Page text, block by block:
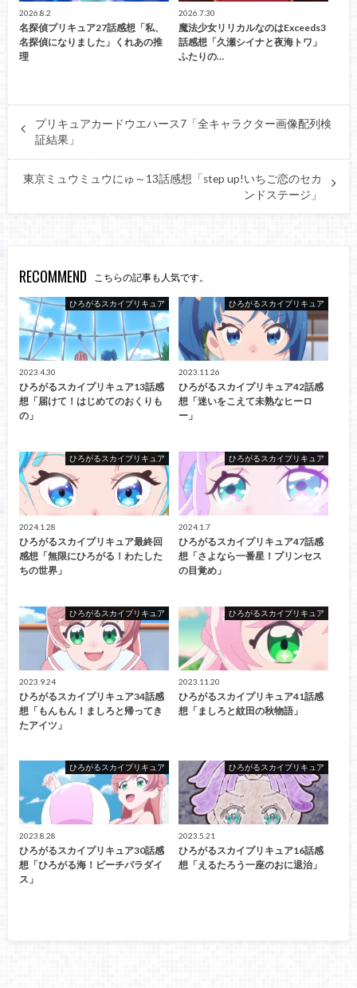
2026.8.2
名探偵プリキュア27話感想「私、
名探偵になりました」くれあの推
理
2026.7.30
魔法少女リリカルなのはExceeds3
話感想「久瀬シイナと夜海トワ」
ふたりの…
プリキュアカードウエハース7「全キャラクター画像配列検
証結果」
東京ミュウミュウにゅ～13話感想「step up!いちご恋のセカ
ンドステージ」
RECOMMEND こちらの記事も人気です。
ひろがるスカイプリキュア
2023.4.30
ひろがるスカイプリキュア13話感
想「届けて！はじめてのおくりも
の」
ひろがるスカイプリキュア
2023.11.26
ひろがるスカイプリキュア42話感
想「迷いをこえて未熟なヒーロ
ー」
ひろがるスカイプリキュア
2024.1.28
ひろがるスカイプリキュア最終回
感想「無限にひろがる！わたした
ちの世界」
ひろがるスカイプリキュア
2024.1.7
ひろがるスカイプリキュア47話感
想「さよなら一番星！プリンセス
の目覚め」
ひろがるスカイプリキュア
2023.9.24
ひろがるスカイプリキュア34話感
想「もんもん！ましろと帰ってき
たアイツ」
ひろがるスカイプリキュア
2023.11.20
ひろがるスカイプリキュア41話感
想「ましろと紋田の秋物語」
ひろがるスカイプリキュア
2023.8.28
ひろがるスカイプリキュア30話感
想「ひろがる海！ビーチパラダイ
ス」
ひろがるスカイプリキュア
2023.5.21
ひろがるスカイプリキュア16話感
想「えるたろう一座のおに退治」